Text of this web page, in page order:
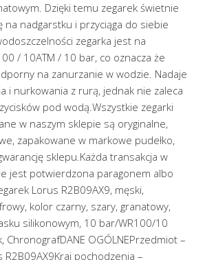
Dzięki temu zegarek świetnie
na nadgarstku i przyciąga do siebie
zegarka jest na
/ 10ATM / 10 bar, co oznacza że
na zanurzanie w wodzie. Nadaje
i nurkowania z rurą, jednak nie zaleca
pod wodą.Wszystkie zegarki
w naszym sklepie są oryginalne,
zapakowane w markowe pudełko,
sklepu.Każda transakcja w
jest potwierdzona paragonem albo
Lorus R2B09AX9, męski,
kolor czarny, szary, granatowy,
silikonowym, 10 bar/WR100/10
ChronografDANE OGÓLNEPrzedmiot –
R2B09AX9Kraj pochodzenia –